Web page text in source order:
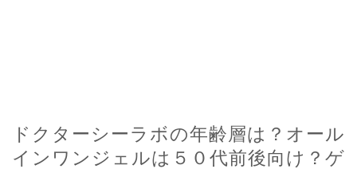
ドクターシーラボの年齢層は？オール
インワンジェルは５０代前後向け？ゲ